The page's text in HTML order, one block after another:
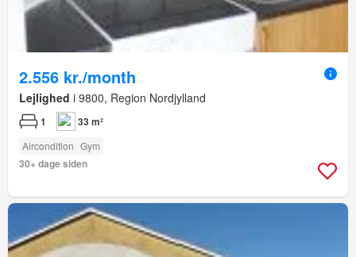
2.556 kr./month
Lejlighed i 9800, Region Nordjylland
1 33 m²
Aircondition Gym
30+ dage siden